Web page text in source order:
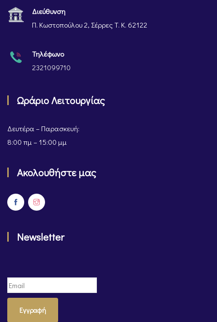
Διεύθυνση
Π. Κωστοπούλου 2, Σέρρες Τ. Κ. 62122
Τηλέφωνο
2321099710
Ωράριο Λειτουργίας
Δευτέρα – Παρασκευή:
8:00 πμ – 15:00 μμ
Ακολουθήστε μας
Newsletter
Εγγραφή